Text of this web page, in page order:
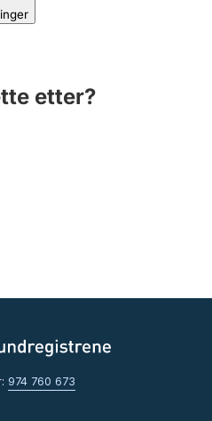
etter?
974 760 673